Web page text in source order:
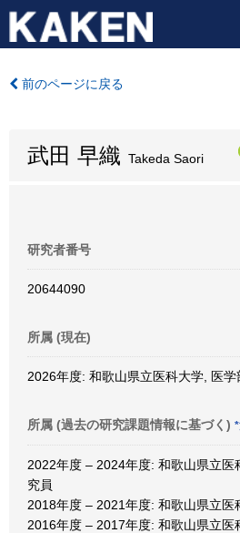
前のページに戻る
武田 早織 Takeda Saori
研究者番号
20644090
所属 (現在)
2026年度: 和歌山県立医科大学, 医学
所属 (過去の研究課題情報に基づく)
2022年度 – 2024年度: 和歌山県立医
究員
2018年度 – 2021年度: 和歌山県立医
2016年度 – 2017年度: 和歌山県立医